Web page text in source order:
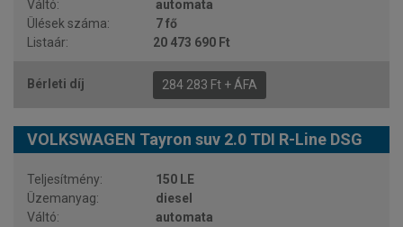
automata
7 fő
20 473 690 Ft
284 283 Ft + ÁFA
VOLKSWAGEN Tayron suv 2.0 TDI R-Line DSG
150 LE
diesel
automata